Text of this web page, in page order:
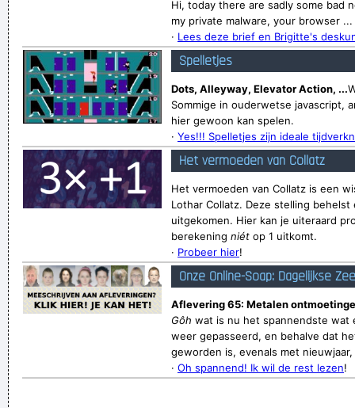
Hi, today there are sadly some bad
my private malware, your browser ...
· Lees deze brief en Brigitte's
Spelletjes
Dots, Alleyway, Elevator Action, ...
Sommige in ouderwetse javascript,
hier gewoon kan spelen.
· Yes!!! Spelletjes zijn ideale
Het vermoeden van Collatz
Het vermoeden van Collatz is een
Lothar Collatz. Deze stelling
uitgekomen. Hier kan je uiteraard
berekening niét op 1 uitkomt.
· Probeer hier!
Onze Online-Soap: Dagelijkse
Aflevering 65: Metalen
Gôh wat is nu het spannendste wat
weer gepasseerd, en behalve dat
geworden is, evenals met
· Oh spannend! Ik wil de rest lezen!